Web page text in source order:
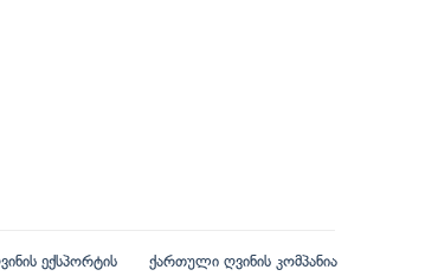
ექსპორტის
ქართული ღვინის კომპანია